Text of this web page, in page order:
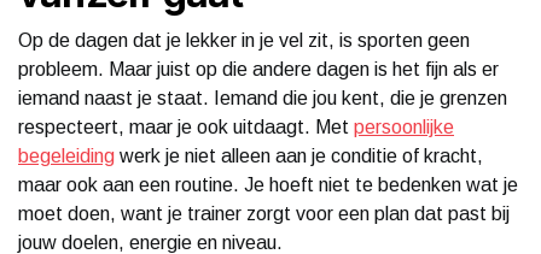
Op de dagen dat je lekker in je vel zit, is sporten geen
probleem. Maar juist op die andere dagen is het fijn als er
iemand naast je staat. Iemand die jou kent, die je grenzen
respecteert, maar je ook uitdaagt. Met persoonlijke
begeleiding werk je niet alleen aan je conditie of kracht,
maar ook aan een routine. Je hoeft niet te bedenken wat je
moet doen, want je trainer zorgt voor een plan dat past bij
jouw doelen, energie en niveau.